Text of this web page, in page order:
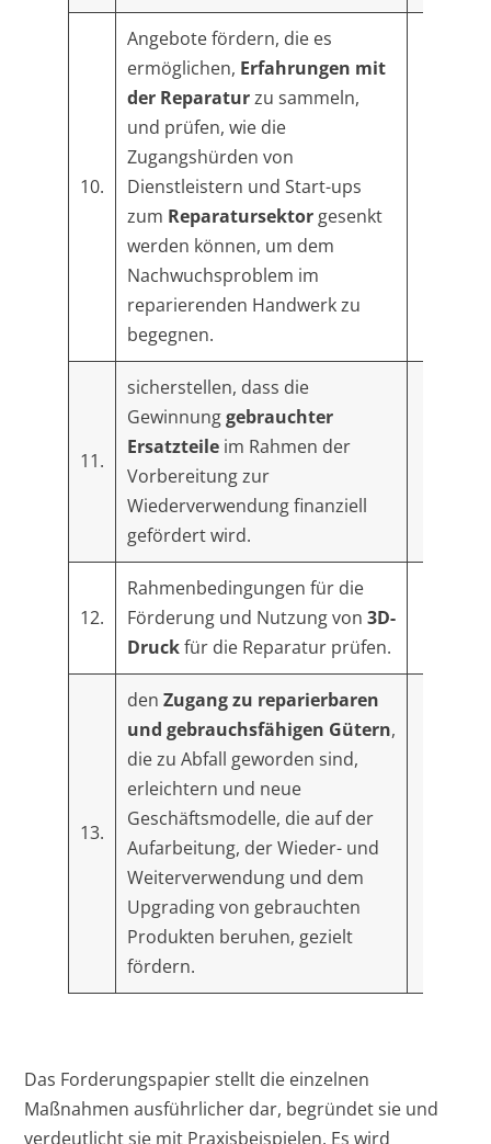
10.
Angebote fördern, die es
ermöglichen, Erfahrungen mit
der Reparaturzu sammeln,
und prüfen, wie die
Zugangshürden von
Dienstleistern und Start-ups
zum Reparatursektorgesenkt
werden können, um dem
Nachwuchsproblem im
reparierenden Handwerk zu
begegnen.
11.
sicherstellen, dass die
Gewinnunggebrauchter
Ersatzteileim Rahmen der
Vorbereitung zur
Wiederverwendung finanziell
gefördert wird.
12.
Rahmenbedingungen für die
Förderung und Nutzung von 3D-
Druckfür die Reparatur prüfen.
13.
den Zugang zu reparierbaren
und gebrauchsfähigen Gütern,
die zu Abfall geworden sind,
erleichtern und neue
Geschäftsmodelle, die auf der
Aufarbeitung, der Wieder- und
Weiterverwendung und dem
Upgrading von gebrauchten
Produkten beruhen, gezielt
fördern.
Das Forderungspapier stellt die einzelnen
Maßnahmen ausführlicher dar, begründet sie und
verdeutlicht sie mit Praxisbeispielen. Es wird